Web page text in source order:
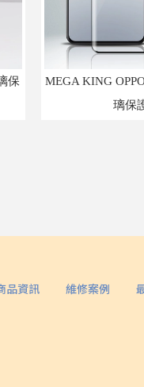
保
MEGA KING
璃保
品資訊 維修案例